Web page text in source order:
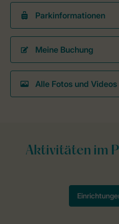
Parkinformationen
Meine Buchung
Alle Fotos und Videos